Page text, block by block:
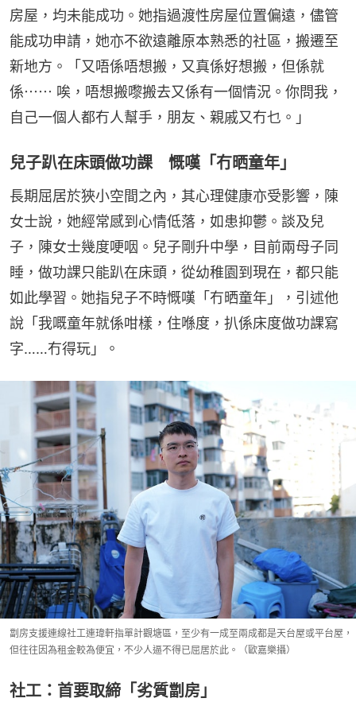
房屋，均未能成功。她指過渡性房屋位置偏遠，儘管
能成功申請，她亦不欲遠離原本熟悉的社區，搬遷至
新地方。「又唔係唔想搬，又真係好想搬，但係就
係⋯⋯ 唉，唔想搬嚟搬去又係有一個情況。你問我，
自己一個人都冇人幫手，朋友、親戚又冇乜。」
兒子趴在床頭做功課 慨嘆「冇晒童年」
長期屈居於狹小空間之內，其心理健康亦受影響，陳
女士說，她經常感到心情低落，如患抑鬱。談及兒
子，陳女士幾度哽咽。兒子剛升中學，目前兩母子同
睡，做功課只能趴在床頭，從幼稚園到現在，都只能
如此學習。她指兒子不時慨嘆「冇晒童年」，引述他
說「我嘅童年就係咁樣，住喺度，扒係床度做功課寫
字……冇得玩」。
劏房支援連線社工連瑋軒指單計觀塘區，至少有一成至兩成都是天台屋或平台屋，
但往往因為租金較為便宜，不少人逼不得已屈居於此。（歐嘉樂攝）
社工：首要取締「劣質劏房」